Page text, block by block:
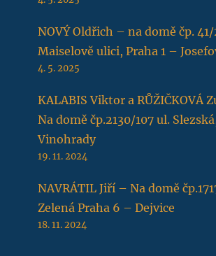
NOVÝ Oldřich – na domě čp. 41/
Maiselově ulici, Praha 1 –
4. 5. 2025
KALABIS Viktor a RŮŽIČKOVÁ
Na domě čp.2130/107 ul.
Vinohrady
19. 11. 2024
NAVRÁTIL Jiří – Na domě
Zelená Praha 6 – Dejvice
18. 11. 2024